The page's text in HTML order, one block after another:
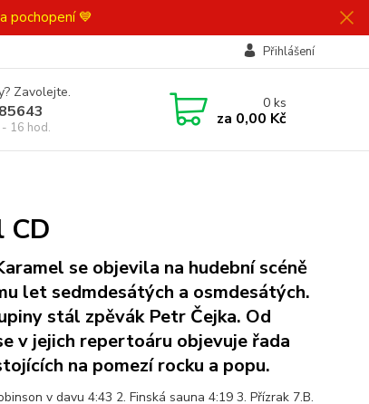
pochopení 💙
Přihlášení
Zavolejte.
16 hod.
0ks
za 0,00 Kč
CD
se objevila na hudební scéně
let sedmdesátých a osmdesátých.
stál zpěvák Petr Čejka. Od
v jejich repertoáru objevuje řada
na pomezí rocku a popu.
v davu 4:43 2. Finská sauna 4:19 3. Přízrak 7.B.